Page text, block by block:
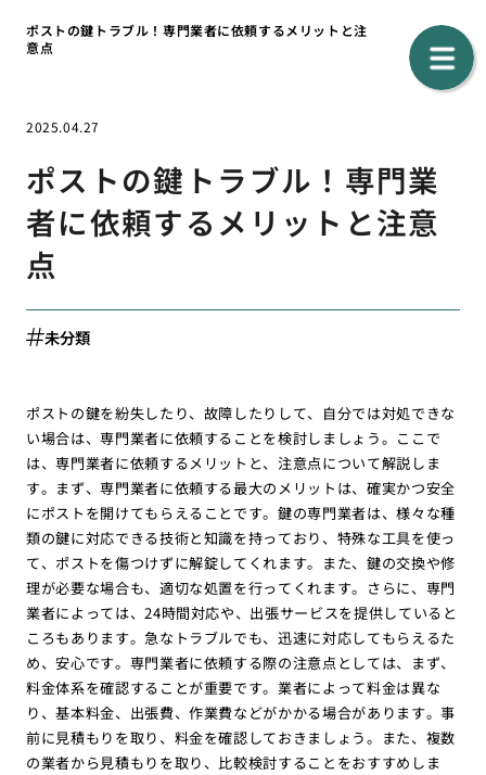
ポストの鍵トラブル！専門業者に依頼するメリットと注
意点
2025.04.27
ポストの鍵トラブル！専門業
者に依頼するメリットと注意
点
未分類
ポストの鍵を紛失したり、故障したりして、自分では対処できな
い場合は、専門業者に依頼することを検討しましょう。ここで
は、専門業者に依頼するメリットと、注意点について解説しま
す。まず、専門業者に依頼する最大のメリットは、確実かつ安全
にポストを開けてもらえることです。鍵の専門業者は、様々な種
類の鍵に対応できる技術と知識を持っており、特殊な工具を使っ
て、ポストを傷つけずに解錠してくれます。また、鍵の交換や修
理が必要な場合も、適切な処置を行ってくれます。さらに、専門
業者によっては、24時間対応や、出張サービスを提供していると
ころもあります。急なトラブルでも、迅速に対応してもらえるた
め、安心です。専門業者に依頼する際の注意点としては、まず、
料金体系を確認することが重要です。業者によって料金は異な
り、基本料金、出張費、作業費などがかかる場合があります。事
前に見積もりを取り、料金を確認しておきましょう。また、複数
の業者から見積もりを取り、比較検討することをおすすめしま